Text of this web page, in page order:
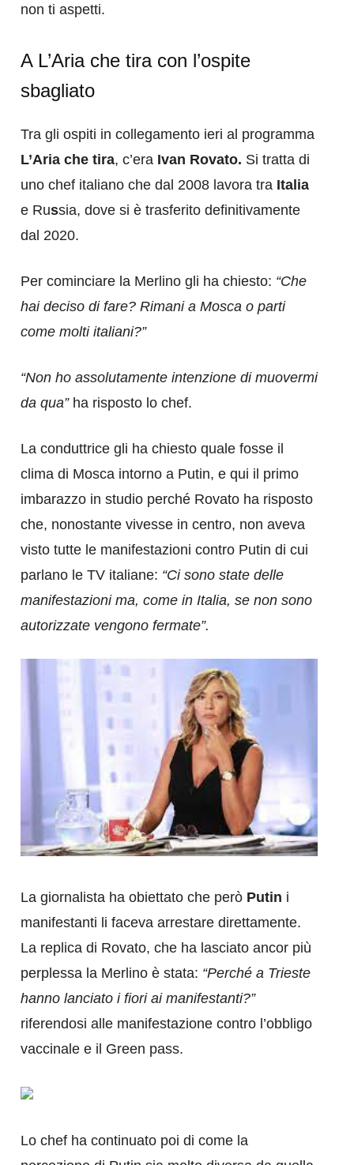
non ti aspetti.
A L’Aria che tira con l’ospite
sbagliato
Tra gli ospiti in collegamento ieri al programma
L’Aria che tira, c’era Ivan Rovato. Si tratta di
uno chef italiano che dal 2008 lavora tra Italia
e Russia, dove si è trasferito definitivamente
dal 2020.
Per cominciare la Merlino gli ha chiesto: “Che
hai deciso di fare? Rimani a Mosca o parti
come molti italiani?”
“Non ho assolutamente intenzione di muovermi
da qua”ha risposto lo chef.
La conduttrice gli ha chiesto quale fosse il
clima di Mosca intorno a Putin, e qui il primo
imbarazzo in studio perché Rovato ha risposto
che, nonostante vivesse in centro, non aveva
visto tutte le manifestazioni contro Putin di cui
parlano le TV italiane: “Ci sono state delle
manifestazioni ma, come in Italia, se non sono
autorizzate vengono fermate”.
La giornalista ha obiettato che però Putin i
manifestanti li faceva arrestare direttamente.
La replica di Rovato, che ha lasciato ancor più
perplessa la Merlino è stata: “Perché a Trieste
hanno lanciato i fiori ai manifestanti?”
riferendosi alle manifestazione contro l’obbligo
vaccinale e il Green pass.
Lo chef ha continuato poi di come la